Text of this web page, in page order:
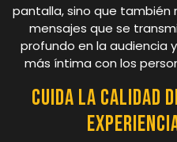
pantalla, sino que también
mensajes que se
profundo en la audiencia
más íntima con los
Cuida la calidad